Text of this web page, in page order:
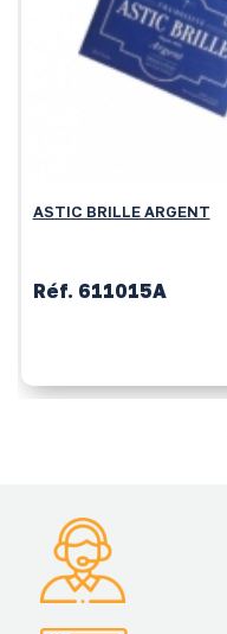
ASTIC BRILLE ARGENT
Réf. 611015A